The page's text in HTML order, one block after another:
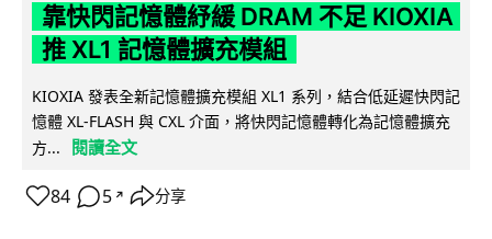
靠快閃記憶體紓緩 DRAM 不足 KIOXIA
推 XL1 記憶體擴充模組
KIOXIA 發表全新記憶體擴充模組 XL1 系列，結合低延遲快閃記
憶體 XL-FLASH 與 CXL 介面，將快閃記憶體轉化為記憶體擴充
方...
閱讀全文
84 5 ↗ 分享